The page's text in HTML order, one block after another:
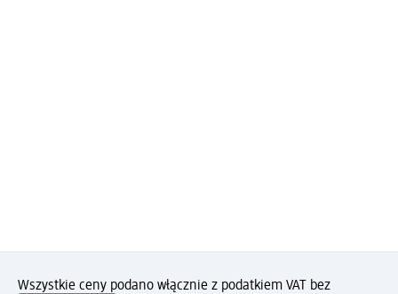
Wszystkie ceny podano włącznie z podatkiem VAT bez